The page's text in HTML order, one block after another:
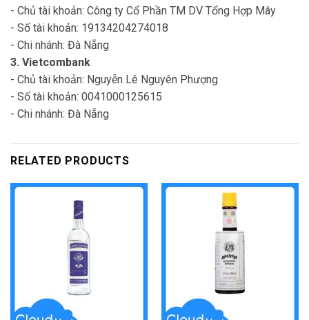
- Chủ tài khoản: Công ty Cổ Phần TM DV Tổng Hợp Mây
- Số tài khoản: 19134204274018
- Chi nhánh: Đà Nẵng
3. Vietcombank
- Chủ tài khoản: Nguyễn Lê Nguyên Phượng
- Số tài khoản: 0041000125615
- Chi nhánh: Đà Nẵng
RELATED PRODUCTS